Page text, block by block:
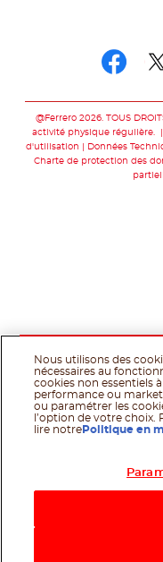
@Ferrero 2026. TOUS
activité physique régulière.
d'utilisation
Données
Charte de protection des
Nous utilisons des
nécessaires au
cookies non essentiels
performance ou
ou paramétrer les
l’option de votre choix.
lire notre Politique en